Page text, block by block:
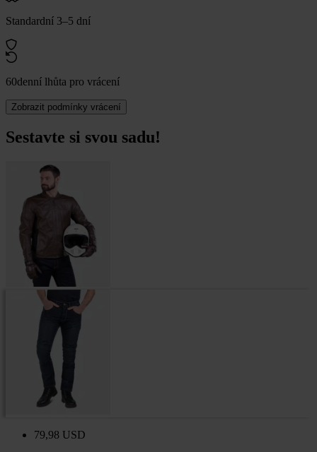
Standardní 3–5 dní
60denní lhůta pro vrácení
Zobrazit podmínky vrácení
Sestavte si svou sadu!
79,98 USD